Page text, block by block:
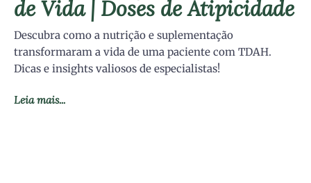
de Vida | Doses de Atipicidade
Descubra como a nutrição e suplementação
transformaram a vida de uma paciente com TDAH.
Dicas e insights valiosos de especialistas!
Leia mais...